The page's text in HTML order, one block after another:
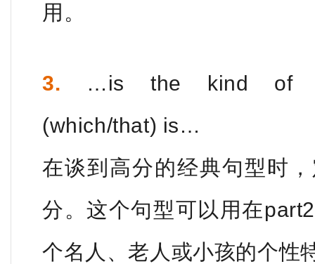
用。
3. …is the kind of
(which/that) is…
在谈到高分的经典句型时
分。这个句型可以用在
个名人、老人或小孩的个性